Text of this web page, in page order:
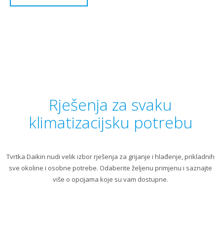
Rješenja za svaku
klimatizacijsku potrebu
Tvrtka Daikin nudi velik izbor rješenja za grijanje i hlađenje, prikladnih
sve okoline i osobne potrebe. Odaberite željenu primjenu i saznajte
više o opcijama koje su vam dostupne.